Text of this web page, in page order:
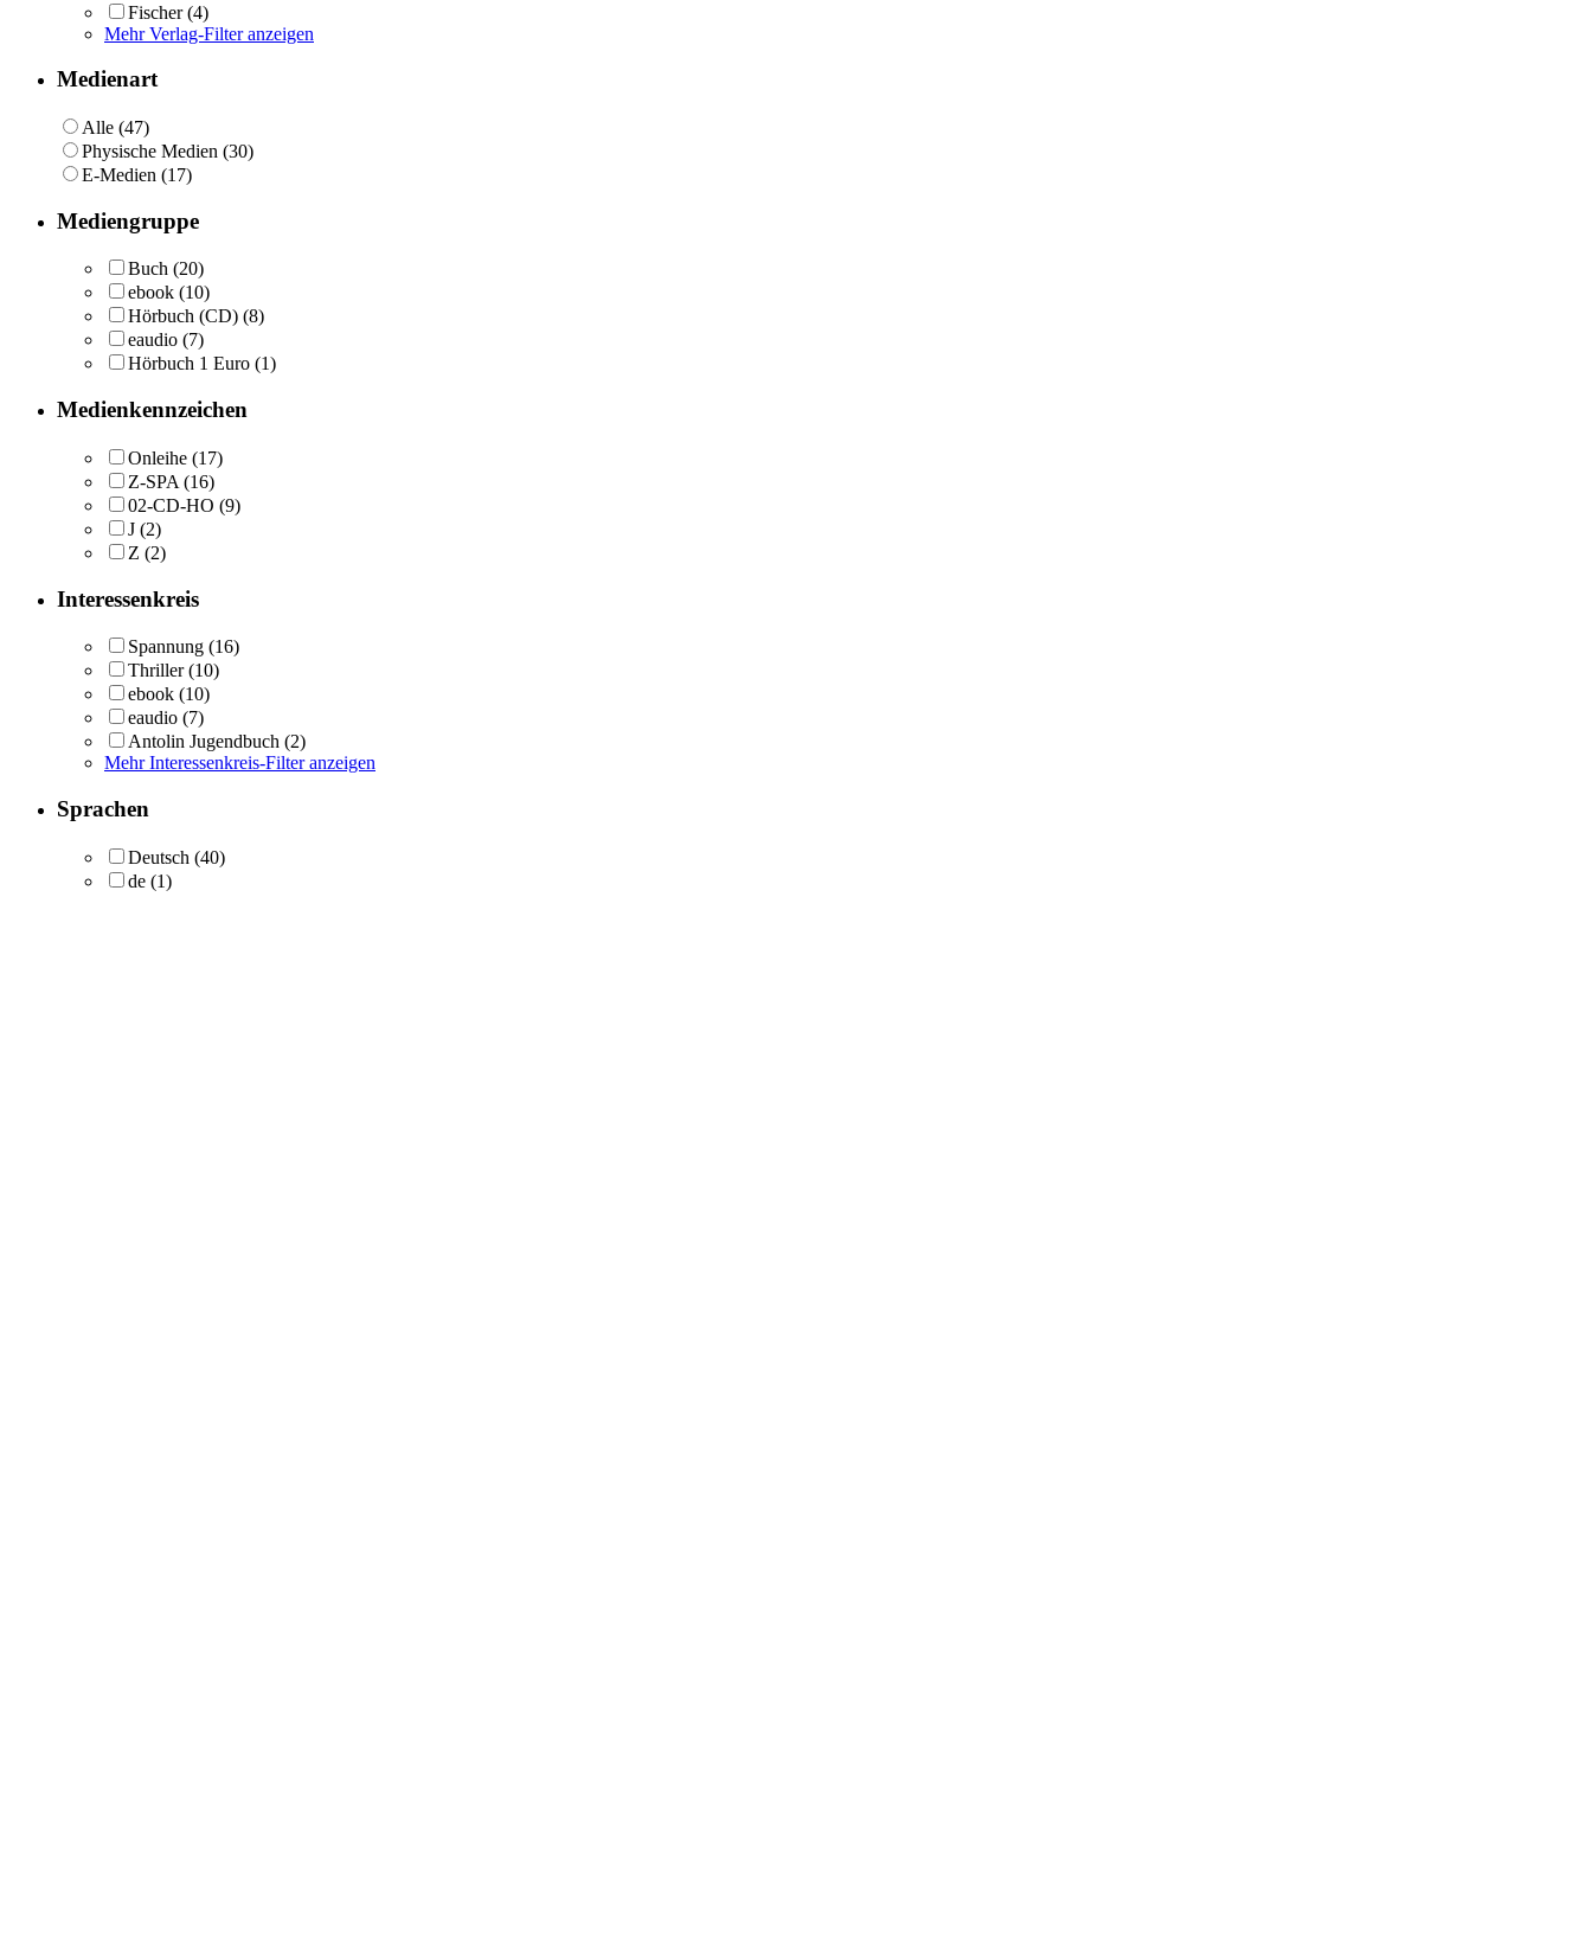
Fischer (4)
Mehr Verlag-Filter anzeigen
Medienart
Alle (47)
Physische Medien (30)
E-Medien (17)
Mediengruppe
Buch (20)
ebook (10)
Hörbuch (CD) (8)
eaudio (7)
Hörbuch 1 Euro (1)
Medienkennzeichen
Onleihe (17)
Z-SPA (16)
02-CD-HO (9)
J (2)
Z (2)
Interessenkreis
Spannung (16)
Thriller (10)
ebook (10)
eaudio (7)
Antolin Jugendbuch (2)
Mehr Interessenkreis-Filter anzeigen
Sprachen
Deutsch (40)
de (1)